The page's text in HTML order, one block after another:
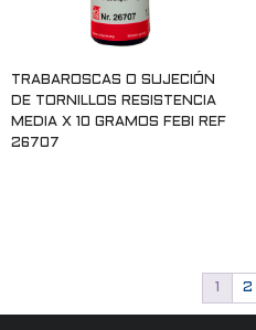
TRABAROSCAS O SUJECIÓN
DE TORNILLOS RESISTENCIA
MEDIA X 10 GRAMOS FEBI REF
26707
1 2